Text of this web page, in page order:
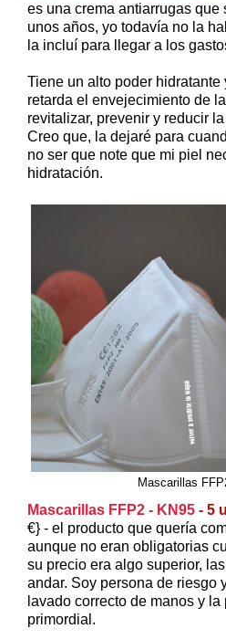
es una crema antiarrugas que
unos años, yo todavía no la
la incluí para llegar a los
Tiene un alto poder hidratante
retarda el envejecimiento de
revitalizar, prevenir y reducir
Creo que, la dejaré para
no ser que note que mi piel
hidratación.
Mascarillas
Mascarillas FFP2 - KN95 - 5
€} - el producto que quería
aunque no eran obligatorias
su precio era algo superior,
andar. Soy persona de riesgo
lavado correcto de manos y
primordial.